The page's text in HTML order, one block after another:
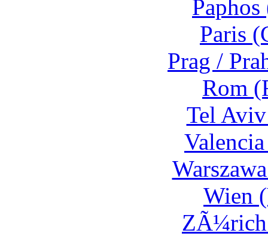
Paris
Prag /
Rom
Tel
Wien